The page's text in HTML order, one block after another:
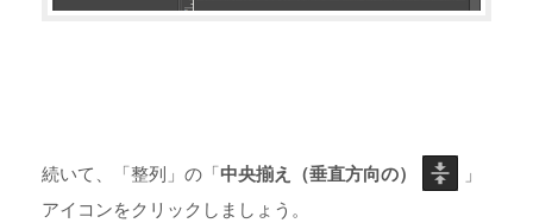
続いて、「整列」の「中央揃え（垂直方向の）
」
アイコンをクリックしましょう。